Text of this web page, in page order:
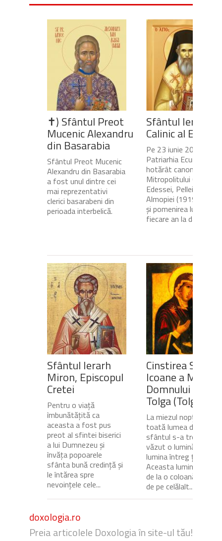
✝) Sfântul Preot
Mucenic Alexandru
din Basarabia
Sfântul Preot Mucenic
Alexandru din Basarabia
a fost unul dintre cei
mai reprezentativi
clerici basarabeni din
perioada interbelică.
Sfântul Ierarh
Calinic al
Pe 23 iunie 2020,
Patriarhia Ecumenică a
hotărât canonizarea
Mitropolitului Calinic al
Edessei, Pellei și
Almopiei (1919-1984)
și pomenirea lui în
fiecare an la data de...
Sfântul Ierarh
Miron, Episcopul
Cretei
Pentru o viață
îmbunătățită ca
aceasta a fost pus
preot al sfintei biserici
a lui Dumnezeu și
învăța popoarele
sfânta bună credință și
le întărea spre
nevoințele cele...
Cinstirea Sfintei
Icoane a Maicii
Domnului de pe
Tolga (Tolgska)
La miezul nopții, când
toată lumea dormea,
sfântul s-a trezit și a
văzut o lumină care
lumina întreg ținutul.
Aceasta lumină venea
de la o coloană de foc
de pe celălalt...
doxologia.ro
Preia articolele Doxologia în site-ul tău!